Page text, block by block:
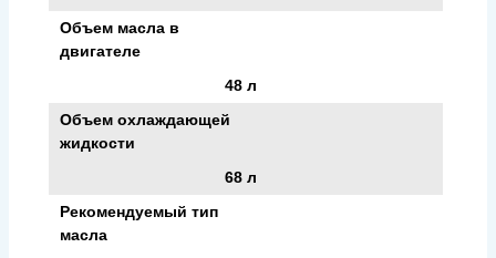
Объем масла в
двигателе
48 л
Объем охлаждающей
жидкости
68 л
Рекомендуемый тип
масла